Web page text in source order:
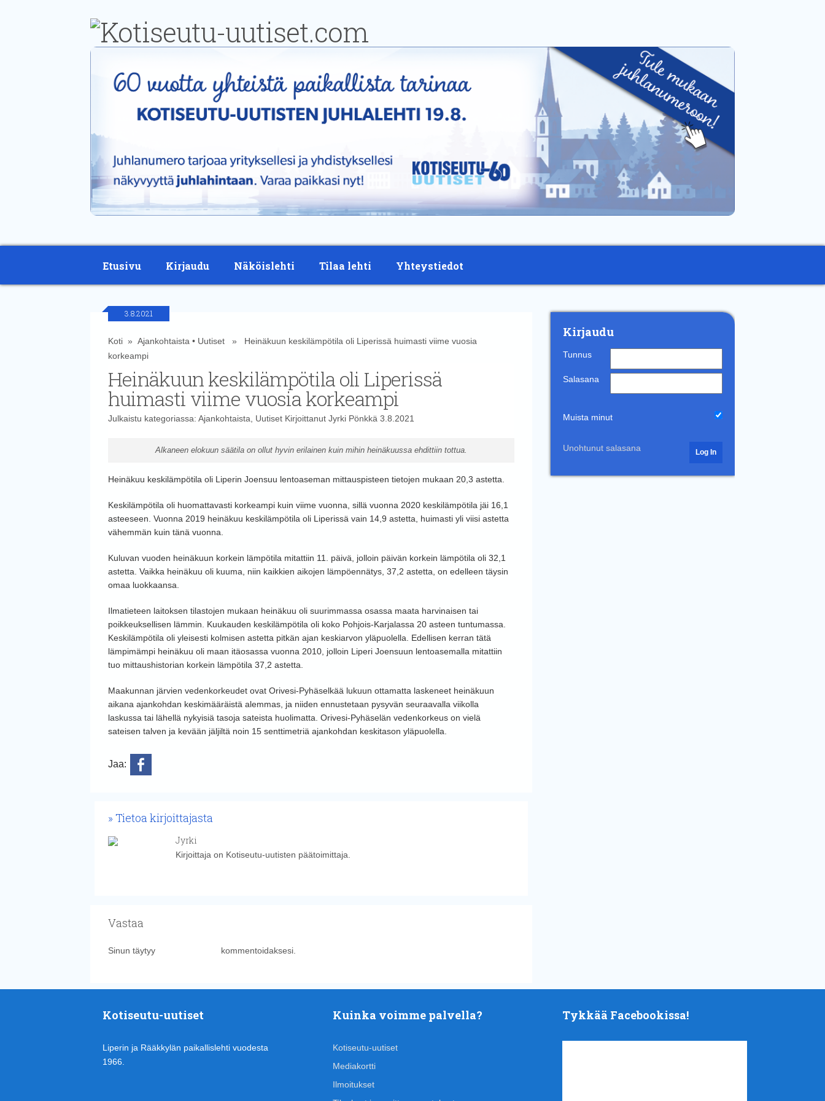
Etusivu Kirjaudu Näköislehti Tilaa lehti Yhteystiedot
3.8.2021
Koti» Ajankohtaista • Uutiset» Heinäkuun keskilämpötila oli Liperissä huimasti viime vuosia
korkeampi
Heinäkuun keskilämpötila oli Liperissä
huimasti viime vuosia korkeampi
Julkaistu kategoriassa: Ajankohtaista UutisetKirjoittanut Jyrki Pönkkä 3.8.2021
Alkaneen elokuun säätila on ollut hyvin erilainen kuin mihin heinäkuussa ehdittiin tottua.
Heinäkuu keskilämpötila oli Liperin Joensuu lentoaseman mittauspisteen tietojen mukaan 20,3 astetta.
Keskilämpötila oli huomattavasti korkeampi kuin viime vuonna, sillä vuonna 2020 keskilämpötila jäi 16,1
asteeseen. Vuonna 2019 heinäkuu keskilämpötila oli Liperissä vain 14,9 astetta, huimasti yli viisi astetta
vähemmän kuin tänä vuonna.
Kuluvan vuoden heinäkuun korkein lämpötila mitattiin 11. päivä, jolloin päivän korkein lämpötila oli 32,1
astetta. Vaikka heinäkuu oli kuuma, niin kaikkien aikojen lämpöennätys, 37,2 astetta, on edelleen täysin
omaa luokkaansa.
Ilmatieteen laitoksen tilastojen mukaan heinäkuu oli suurimmassa osassa maata harvinaisen tai
poikkeuksellisen lämmin. Kuukauden keskilämpötila oli koko Pohjois-Karjalassa 20 asteen tuntumassa.
Keskilämpötila oli yleisesti kolmisen astetta pitkän ajan keskiarvon yläpuolella. Edellisen kerran tätä
lämpimämpi heinäkuu oli maan itäosassa vuonna 2010, jolloin Liperi Joensuun lentoasemalla mitattiin
tuo mittaushistorian korkein lämpötila 37,2 astetta.
Maakunnan järvien vedenkorkeudet ovat Orivesi-Pyhäselkää lukuun ottamatta laskeneet heinäkuun
aikana ajankohdan keskimääräistä alemmas, ja niiden ennustetaan pysyvän seuraavalla viikolla
laskussa tai lähellä nykyisiä tasoja sateista huolimatta. Orivesi-Pyhäselän vedenkorkeus on vielä
sateisen talven ja kevään jäljiltä noin 15 senttimetriä ajankohdan keskitason yläpuolella.
Jaa:
Tietoa kirjoittajasta
Jyrki
Kirjoittaja on Kotiseutu-uutisten päätoimittaja.
Vastaa
Sinun täytyy kommentoidaksesi.
Kirjaudu
Tunnus
Salasana
Muista minut
Unohtunut salasana
Kotiseutu-uutiset
Liperin ja Rääkkylän paikallislehti vuodesta
1966.
Kuinka voimme palvella?
Kotiseutu-uutiset
Mediakortti
Ilmoitukset
Tykkää Facebookissa!